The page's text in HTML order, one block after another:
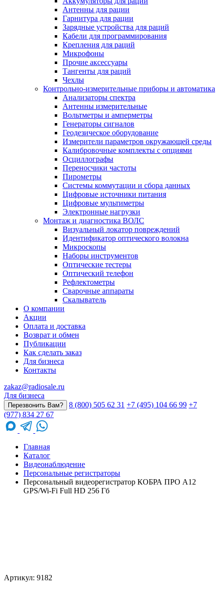
Антенны для рации
Гарнитура для рации
Зарядные устройства для раций
Кабели для программирования
Крепления для раций
Микрофоны
Прочие аксессуары
Тангенты для раций
Чехлы
Контрольно-измерительные приборы и автоматика
Анализаторы спектра
Антенны измерительные
Вольтметры и амперметры
Генераторы сигналов
Геодезическое оборудование
Измерители параметров окружающей среды
Калибровочные комплекты с опциями
Осциллографы
Переносчики частоты
Пирометры
Системы коммутации и сбора данных
Цифровые источники питания
Цифровые мультиметры
Электронные нагрузки
Монтаж и диагностика ВОЛС
Визуальный локатор повреждений
Идентификатор оптического волокна
Микроскопы
Наборы инструментов
Оптические тестеры
Оптический телефон
Рефлектометры
Сварочные аппараты
Скалыватель
О компании
Акции
Оплата и доставка
Возврат и обмен
Публикации
Как сделать заказ
Для бизнеса
Контакты
zakaz@radiosale.ru
Для бизнеса
Перезвонить Вам? 8 (800) 505 62 31 +7 (495) 104 66 99 +7
(977) 834 27 67
Главная
Каталог
Видеонаблюдение
Персональные регистраторы
Персональный видеорегистратор КОБРА ПРО А12
GPS/Wi-Fi Full HD 256 Гб
Артикул: 9182